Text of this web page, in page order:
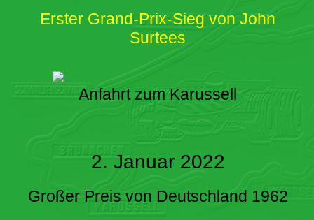
Erster Grand-Prix-Sieg von John
Surtees
Anfahrt zum Karussell
2. Januar 2022
Großer Preis von Deutschland 1962